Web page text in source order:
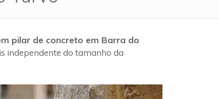
pilar de concreto em Barra do
independente do tamanho da